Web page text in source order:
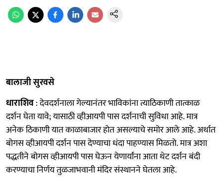
बालाजी सुरवसे
धाराशिव: देवदर्शनाला गेल्यानंतर भाविकांना त्याठिकाणी तात्काळ
दर्शन घेता यावे; यासाठी व्हीआयपी पास दर्शनाची सुविधा आहे. मात्र
अनेक ठिकाणी यात काळाबाजार होत असल्याचे समोर आले आहे. अर्थात
बोगस व्हीआयपी दर्शन पास देण्याचा धंदा पाहण्यास मिळतो. मात्र अशा
पद्धतीने बोगस व्हीआयपी पास घेऊन येणार्यांना आता थेट दर्शन बंदी
करण्याचा निर्णय तुळजाभवानी मंदिर संस्थानने घेतला आहे.